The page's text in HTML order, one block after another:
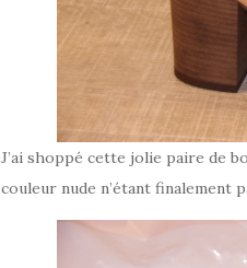
J’ai shoppé cette jolie paire de
couleur nude n’étant finalement